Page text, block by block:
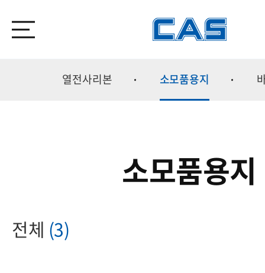
열전사리본 소모품용지
소모품용지
전체 (3)